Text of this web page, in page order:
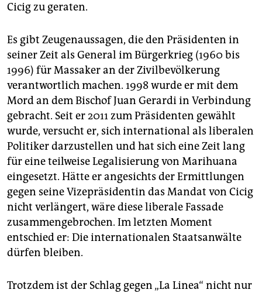
Cicig zu geraten.
Es gibt Zeugenaussagen, die den Präsidenten in
seiner Zeit als General im Bürgerkrieg (1960 bis
1996) für Massaker an der Zivilbevölkerung
verantwortlich machen. 1998 wurde er mit dem
Mord an dem Bischof Juan Gerardi in Verbindung
gebracht. Seit er 2011 zum Präsidenten gewählt
wurde, versucht er, sich international als liberalen
Politiker darzustellen und hat sich eine Zeit lang
für eine teilweise Legalisierung von Marihuana
eingesetzt. Hätte er angesichts der Ermittlungen
gegen seine Vizepräsidentin das Mandat von Cicig
nicht verlängert, wäre diese liberale Fassade
zusammengebrochen. Im letzten Moment
entschied er: Die internationalen Staatsanwälte
dürfen bleiben.
Trotzdem ist der Schlag gegen „La Linea“ nicht nur